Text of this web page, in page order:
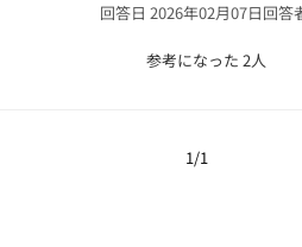
回答
回答日 2026年02月07日
参考になった 2人
1/1